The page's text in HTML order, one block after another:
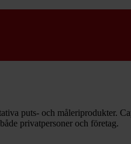
puts- och måleriprodukter.
privatpersoner och företag.